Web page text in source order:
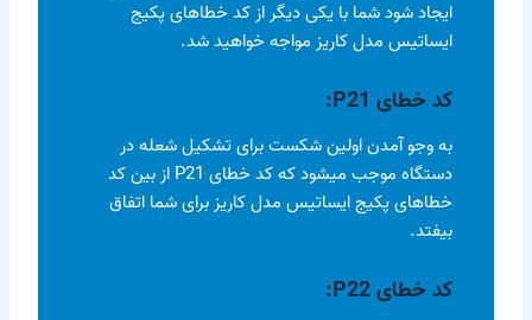
ایجاد شود شما با یکی دیگر از کد خطاهای پکیج
ایساتیس مدل کاریز مواجه خواهید شد.
کد خطای P21 :
به وجو آمدن اولین شکست برای تشکیل شعله در
دستگاه موجب میشود که کد خطای P21 از بین کد
خطاهای پکیج ایساتیس مدل کاریز برای شما اتفاق
بیفتد.
کد خطایP22
: